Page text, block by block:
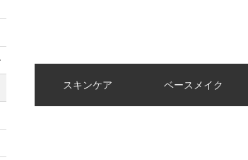
スキンケア ベースメイク